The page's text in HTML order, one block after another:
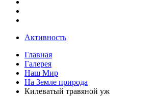
Активность
Главная
Галерея
Наш Мир
На Земле природа
Килеватый травяной уж